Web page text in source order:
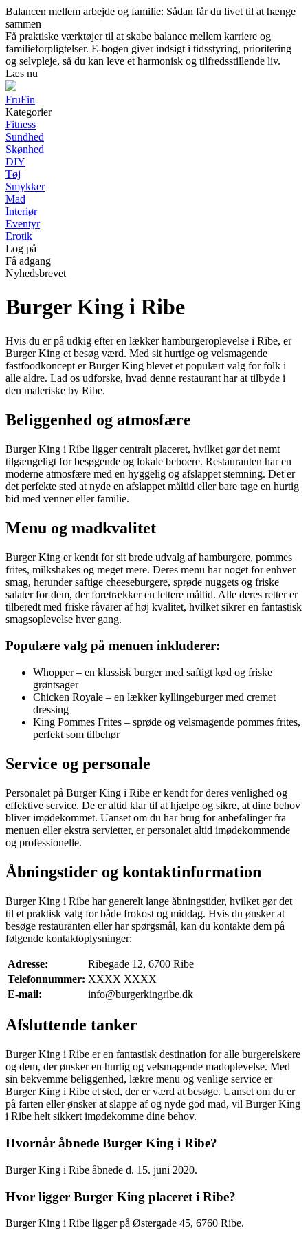
Balancen mellem arbejde og familie: Sådan får du livet til at hænge
sammen
Få praktiske værktøjer til at skabe balance mellem karriere og
familieforpligtelser. E-bogen giver indsigt i tidsstyring, prioritering
og selvpleje, så du kan leve et harmonisk og tilfredsstillende liv.
Læs nu
FruFin
Kategorier
Fitness
Sundhed
Skønhed
DIY
Tøj
Smykker
Mad
Interiør
Eventyr
Erotik
Log på
Få adgang
Nyhedsbrevet
Burger King i Ribe
Hvis du er på udkig efter en lækker hamburgeroplevelse i Ribe, er
Burger King et besøg værd. Med sit hurtige og velsmagende
fastfoodkoncept er Burger King blevet et populært valg for folk i
alle aldre. Lad os udforske, hvad denne restaurant har at tilbyde i
den maleriske by Ribe.
Beliggenhed og atmosfære
Burger King i Ribe ligger centralt placeret, hvilket gør det nemt
tilgængeligt for besøgende og lokale beboere. Restauranten har en
moderne atmosfære med en hyggelig og afslappet stemning. Det er
det perfekte sted at nyde en afslappet måltid eller bare tage en hurtig
bid med venner eller familie.
Menu og madkvalitet
Burger King er kendt for sit brede udvalg af hamburgere, pommes
frites, milkshakes og meget mere. Deres menu har noget for enhver
smag, herunder saftige cheeseburgere, sprøde nuggets og friske
salater for dem, der foretrækker en lettere måltid. Alle deres retter er
tilberedt med friske råvarer af høj kvalitet, hvilket sikrer en fantastisk
smagsoplevelse hver gang.
Populære valg på menuen inkluderer:
Whopper – en klassisk burger med saftigt kød og friske
grøntsager
Chicken Royale – en lækker kyllingeburger med cremet
dressing
King Pommes Frites – sprøde og velsmagende pommes frites,
perfekt som tilbehør
Service og personale
Personalet på Burger King i Ribe er kendt for deres venlighed og
effektive service. De er altid klar til at hjælpe og sikre, at dine behov
bliver imødekommet. Uanset om du har brug for anbefalinger fra
menuen eller ekstra servietter, er personalet altid imødekommende
og professionelle.
Åbningstider og kontaktinformation
Burger King i Ribe har generelt lange åbningstider, hvilket gør det
til et praktisk valg for både frokost og middag. Hvis du ønsker at
besøge restauranten eller har spørgsmål, kan du kontakte dem på
følgende kontaktoplysninger:
Adresse:
Ribegade 12, 6700 Ribe
Telefonnummer: XXXX XXXX
E-mail:
info@burgerkingribe.dk
Afsluttende tanker
Burger King i Ribe er en fantastisk destination for alle burgerelskere
og dem, der ønsker en hurtig og velsmagende madoplevelse. Med
sin bekvemme beliggenhed, lækre menu og venlige service er
Burger King i Ribe et sted, der er værd at besøge. Uanset om du er
på farten eller ønsker at slappe af og nyde god mad, vil Burger King
i Ribe helt sikkert imødekomme dine behov.
Hvornår åbnede Burger King i Ribe?
Burger King i Ribe åbnede d. 15. juni 2020.
Hvor ligger Burger King placeret i Ribe?
Burger King i Ribe ligger på Østergade 45, 6760 Ribe.